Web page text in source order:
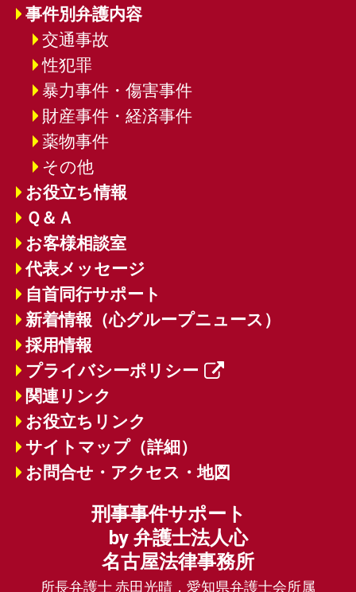
事件別弁護内容
交通事故
性犯罪
暴力事件・傷害事件
財産事件・経済事件
薬物事件
その他
お役立ち情報
Ｑ＆Ａ
お客様相談室
代表メッセージ
自首同行サポート
新着情報（心グループニュース）
採用情報
プライバシーポリシー
関連リンク
お役立ちリンク
サイトマップ（詳細）
お問合せ・アクセス・地図
刑事事件サポート
by 弁護士法人心
名古屋法律事務所
所長弁護士 赤田光晴，愛知県弁護士会所属